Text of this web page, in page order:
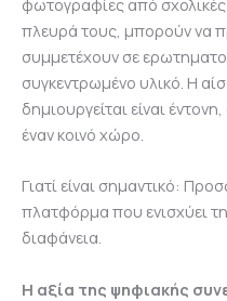
φωτογραφίες από
πλευρά τους, μπορούν να
συμμετέχουν σε
συγκεντρωμένο υλικό. Η
δημιουργείται είναι
έναν κοινό χώρο.
Γιατί είναι σημαντικό:
πλατφόρμα που ενισχύει
διαφάνεια.
Η αξία της ψηφιακής